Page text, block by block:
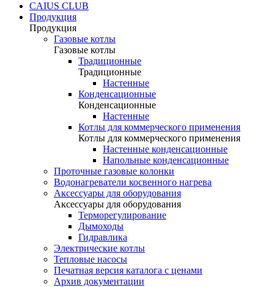
CAIUS CLUB
Продукция
Продукция
Газовые котлы
Газовые котлы
Традиционные
Традиционные
Настенные
Конденсационные
Конденсационные
Настенные
Котлы для коммерческого применения
Котлы для коммерческого применения
Настенные конденсационные
Напольные конденсационные
Проточные газовые колонки
Водонагреватели косвенного нагрева
Аксессуары для оборудования
Аксессуары для оборудования
Терморегулирование
Дымоходы
Гидравлика
Электрические котлы
Тепловые насосы
Печатная версия каталога с ценами
Архив документации